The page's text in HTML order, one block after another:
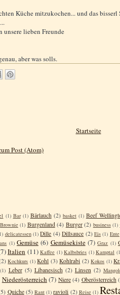
Küche mitzukochen... und das
unsere lieben Freunde
aber was solls.
Startseite
Post (Atom)
(1) Bar (1) Bärlauch (2) basket (1) Beef
Brownie (1) Burgenland (4) Burger (2) business (1)
delicatessen (1) Dille (4) Dillsauce (2) Eis (1) Ente
(1) Gemüse (6) Gemüsekiste (7) Graz (1)
Italien (11) Kaffee (1) Kalbsbries (1) Kamptal
Kochkurs (1) Kohl (3) Kohlrabi (2) Kokos (1)
(1) Leber (5) Libanesisch (2) Linsen (2)
Niederösterreich (7) Niere (4) Oberösterreich
Quiche (5) Rant (1) ravioli (2) Reise (1)